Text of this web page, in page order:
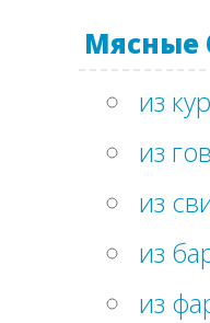
Мясные
из
из
из
из
из